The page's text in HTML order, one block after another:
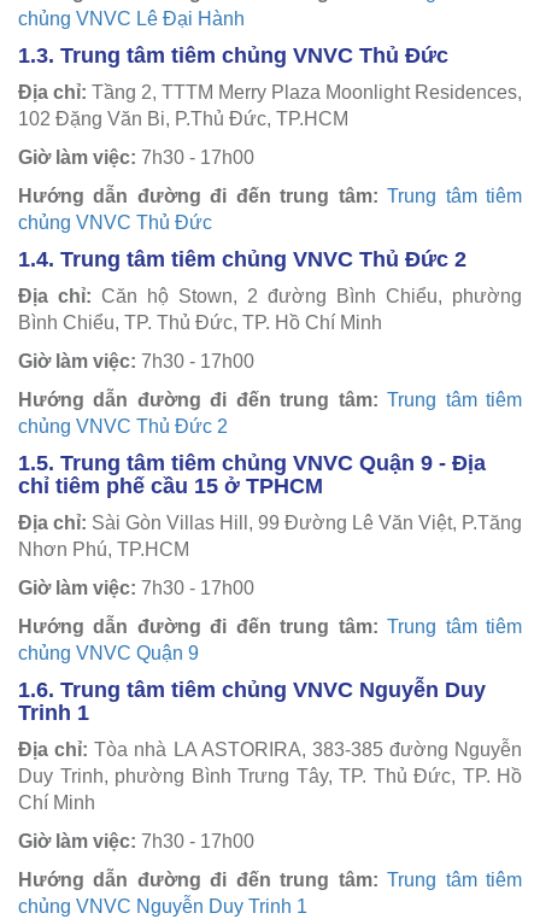
chủng VNVC Lê Đại Hành
1.3. Trung tâm tiêm chủng VNVC Thủ Đức
Địa chỉ: Tầng 2, TTTM Merry Plaza Moonlight Residences,
102 Đặng Văn Bi, P.Thủ Đức, TP.HCM
Giờ làm việc: 7h30 - 17h00
Hướng dẫn đường đi đến trung tâm:Trung tâm tiêm
chủng VNVC Thủ Đức
1.4. Trung tâm tiêm chủng VNVC Thủ Đức 2
Địa chỉ: Căn hộ Stown, 2 đường Bình Chiểu, phường
Bình Chiểu, TP. Thủ Đức, TP. Hồ Chí Minh
Giờ làm việc: 7h30 - 17h00
Hướng dẫn đường đi đến trung tâm:Trung tâm tiêm
chủng VNVC Thủ Đức 2
1.5. Trung tâm tiêm chủng VNVC Quận 9 - Địa
chỉ tiêm phế cầu 15 ở TPHCM
Địa chỉ: Sài Gòn Villas Hill, 99 Đường Lê Văn Việt, P.Tăng
Nhơn Phú, TP.HCM
Giờ làm việc: 7h30 - 17h00
Hướng dẫn đường đi đến trung tâm:Trung tâm tiêm
chủng VNVC Quận 9
1.6. Trung tâm tiêm chủng VNVC Nguyễn Duy
Trinh 1
Địa chỉ:Tòa nhà LA ASTORIRA, 383-385 đường Nguyễn
Duy Trinh, phường Bình Trưng Tây, TP. Thủ Đức, TP. Hồ
Chí Minh
Giờ làm việc: 7h30 - 17h00
Hướng dẫn đường đi đến trung tâm:Trung tâm tiêm
chủng VNVC Nguyễn Duy Trinh 1